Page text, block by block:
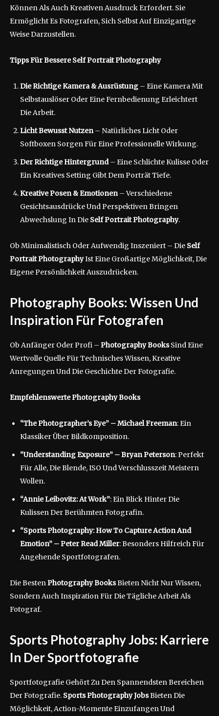
Können Als Auch Kreativen Ausdruck Erfordert. Sie
Ermöglicht Es Fotografen, Sich Selbst Auf Einzigartige
Weise Darzustellen.
Tipps Für Bessere Self Portrait Photography
Die Richtige Kamera & Ausrüstung – Eine Kamera Mit
Selbstauslöser Oder Eine Fernbedienung Erleichtert
Die Arbeit.
Licht Bewusst Nutzen– Natürliches Licht Oder
Softboxen Sorgen Für Eine Professionelle Wirkung.
Der Richtige Hintergrund– Eine Schlichte Kulisse Oder
Ein Kreatives Setting Gibt Dem Porträt Tiefe.
Kreative Posen & Emotionen– Verschiedene
Gesichtsausdrücke Und Perspektiven Bringen
Abwechslung In Die Self Portrait Photography.
Ob Minimalistisch Oder Aufwendig Inszeniert – Die Self
Portrait PhotographyIst Eine Großartige Möglichkeit, Die
Eigene Persönlichkeit Auszudrücken.
Photography Books: Wissen Und
Inspiration Für Fotografen
Ob Anfänger Oder Profi – Photography BooksSind Eine
Wertvolle Quelle Für Technisches Wissen, Kreative
Anregungen Und Die Geschichte Der Fotografie.
Empfehlenswerte Photography Books
“The Photographer’s Eye” – Michael Freeman: Ein
Klassiker Über Bildkomposition.
“Understanding Exposure” – Bryan Peterson: Perfekt
Für Alle, Die Blende, ISO Und Verschlusszeit Meistern
Wollen.
“Annie Leibovitz: At Work”: Ein Blick Hinter Die
Kulissen Der Berühmten Fotografin.
“Sports Photography: How To Capture Action And
Emotion” – Peter Read Miller: Besonders Hilfreich Für
Angehende Sportfotografen.
Die BestenPhotography BooksBieten Nicht Nur Wissen,
Sondern Auch Inspiration Für Die Tägliche Arbeit Als
Fotograf.
Sports Photography Jobs: Karriere
In Der Sportfotografie
Sportfotografie Gehört Zu Den Spannendsten Bereichen
Der Fotografie. Sports Photography JobsBieten Die
Möglichkeit, Action-Momente Einzufangen Und